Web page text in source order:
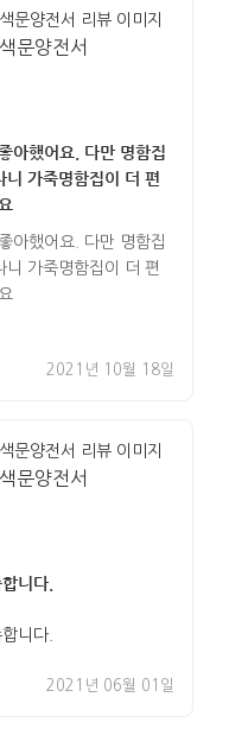
문양전서
아했어요. 다만 명함집
니 가죽명함집이 더 편
아했어요. 다만 명함집
니 가죽명함집이 더 편
2021년 10월 18일
문양전서
니다.
니다.
2021년 06월 01일